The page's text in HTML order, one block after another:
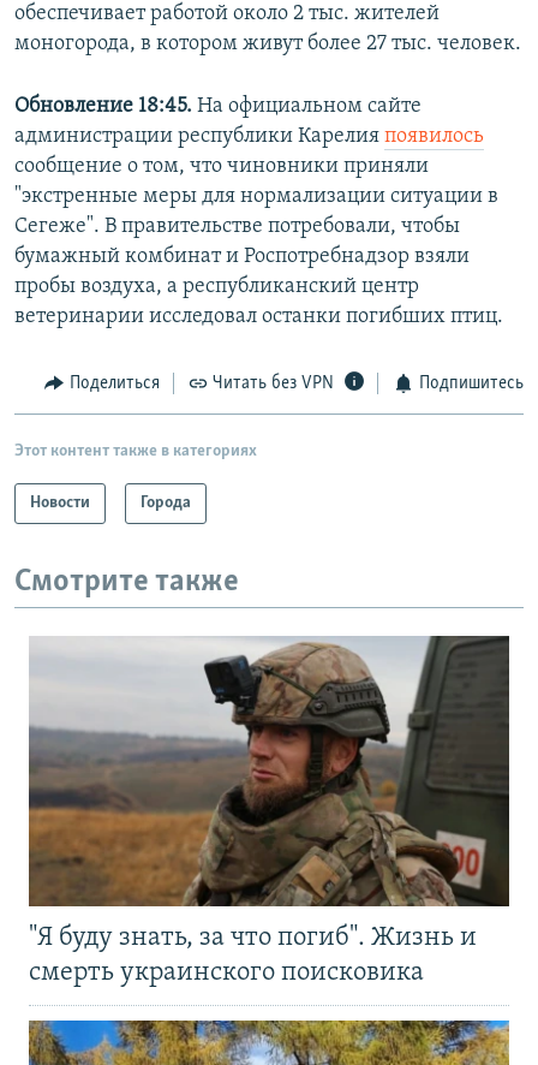
обеспечивает работой около 2 тыс. жителей
моногорода, в котором живут более 27 тыс. человек.
Обновление 18:45. На официальном сайте
администрации республики Карелия появилось
сообщение о том, что чиновники приняли
"экстренные меры для нормализации ситуации в
Сегеже". В правительстве потребовали, чтобы
бумажный комбинат и Роспотребнадзор взяли
пробы воздуха, а республиканский центр
ветеринарии исследовал останки погибших птиц.
Поделиться Читать без VPN Подпишитесь
Этот контент также в категориях
Новости Города
Смотрите также
"Я буду знать, за что погиб". Жизнь и
смерть украинского поисковика